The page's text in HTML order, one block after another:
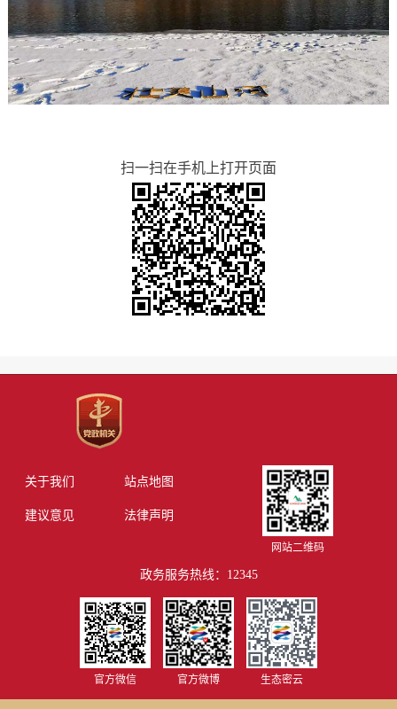
扫一扫在手机上打开页面
关于我们 站点地图
建议意见 法律声明
网站二维码
政务服务热线：12345
官方微信 官方微博 生态密云